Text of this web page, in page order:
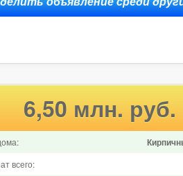
6,50 млн. руб.
всего: